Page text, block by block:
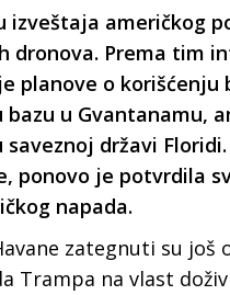
izveštaja američkog
dronova. Prema tim
planove o
u Gvantanamu,
državi
ponovo je potvrdila
napada.
zategnuti su još
Trampa na vlast